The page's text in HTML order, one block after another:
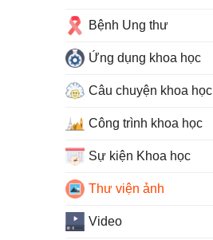
Bệnh Ung thư
Ứng dụng khoa học
Câu chuyện khoa học
Công trình khoa học
Sự kiện Khoa học
Thư viện ảnh
Video